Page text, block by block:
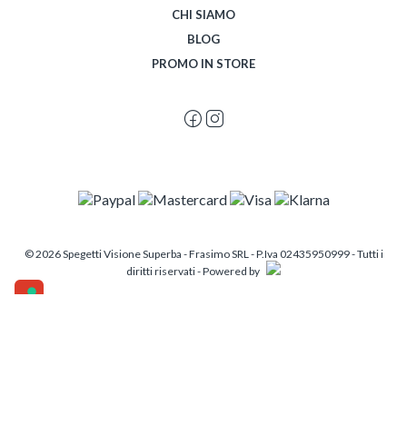
CHI SIAMO
BLOG
PROMO IN STORE
© 2026 Spegetti Visione Superba - Frasimo SRL - P.Iva 02435950999 - Tutti i
diritti riservati - Powered by